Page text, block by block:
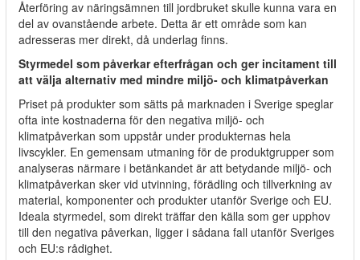
Återföring av näringsämnen till jordbruket skulle kunna vara en
del av ovanstående arbete. Detta är ett område som kan
adresseras mer direkt, då underlag finns.
Styrmedel som påverkar efterfrågan och ger incitament till
att välja alternativ med mindre miljö- och klimatpåverkan
Priset på produkter som sätts på marknaden i Sverige speglar
ofta inte kostnaderna för den negativa miljö- och
klimatpåverkan som uppstår under produkternas hela
livscykler. En gemensam utmaning för de produktgrupper som
analyseras närmare i betänkandet är att betydande miljö- och
klimatpåverkan sker vid utvinning, förädling och tillverkning av
material, komponenter och produkter utanför Sverige och EU.
Ideala styrmedel, som direkt träffar den källa som ger upphov
till den negativa påverkan, ligger i sådana fall utanför Sveriges
och EU:s rådighet.